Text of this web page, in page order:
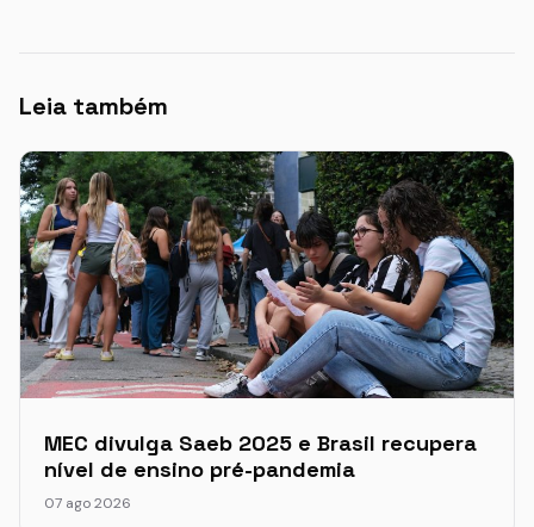
Leia também
MEC divulga Saeb 2025 e Brasil recupera
nível de ensino pré-pandemia
07 ago 2026